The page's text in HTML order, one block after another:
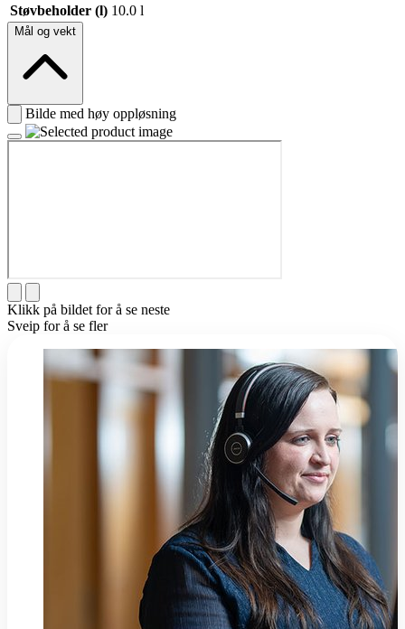
Støvbeholder (l) 10.0 l
Mål og vekt
Bilde med høy oppløsning
Klikk på bildet for å se neste
Sveip for å se fler